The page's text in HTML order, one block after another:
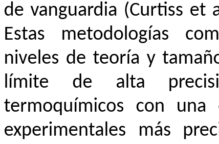
de vanguardia (Curtiss et
Estas metodologías
niveles de teoría y
límite de alta
termoquímicos con
experimentales más